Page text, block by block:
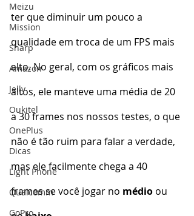
Meizu
Mission
Sharp
Amazon
Jelly
Oukitel
OnePlus
Dicas
Light Phone
Qualcomm
GoPro
ter que diminuir um pouco a
qualidade em troca de um FPS mais
alto. No geral, com os gráficos mais
altos, ele manteve uma média de 20
a 30 frames nos nossos testes, o que
não é tão ruim para falar a verdade,
mas ele facilmente chega a 40
frames se você jogar no médio ou